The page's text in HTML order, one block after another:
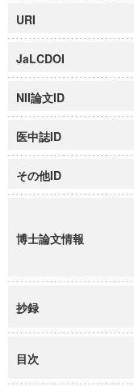
URI
JaLCDOI
NII論文ID
医中誌ID
その他ID
博士論文情報
抄録
目次